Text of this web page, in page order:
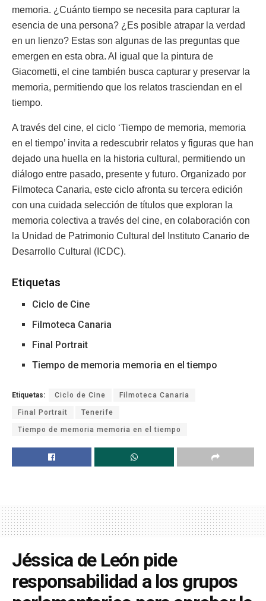
memoria. ¿Cuánto tiempo se necesita para capturar la
esencia de una persona? ¿Es posible atrapar la verdad
en un lienzo? Estas son algunas de las preguntas que
emergen en esta obra. Al igual que la pintura de
Giacometti, el cine también busca capturar y preservar la
memoria, permitiendo que los relatos trasciendan en el
tiempo.
A través del cine, el ciclo ‘Tiempo de memoria, memoria
en el tiempo’ invita a redescubrir relatos y figuras que han
dejado una huella en la historia cultural, permitiendo un
diálogo entre pasado, presente y futuro. Organizado por
Filmoteca Canaria, este ciclo afronta su tercera edición
con una cuidada selección de títulos que exploran la
memoria colectiva a través del cine, en colaboración con
la Unidad de Patrimonio Cultural del Instituto Canario de
Desarrollo Cultural (ICDC).
Etiquetas
Ciclo de Cine
Filmoteca Canaria
Final Portrait
Tiempo de memoria memoria en el tiempo
Etiquetas: Ciclo de Cine Filmoteca Canaria
Final Portrait Tenerife
Tiempo de memoria memoria en el tiempo
Jéssica de León pide
responsabilidad a los grupos